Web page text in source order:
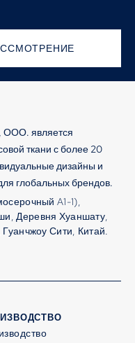
ООО. является
ткани с более 20
дизайны и
глобальных брендов.
A1-1),
Деревня Хуаншату,
Гуанчжоу Сити, Китай.